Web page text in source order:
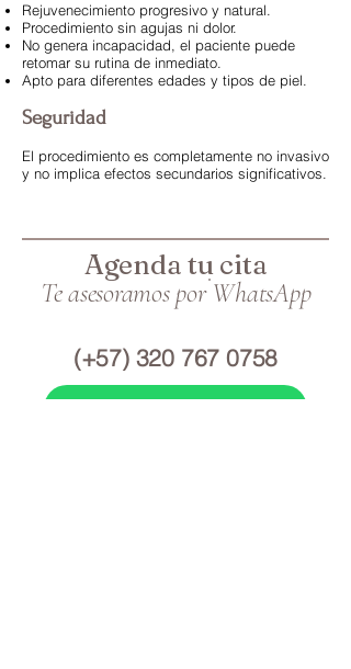
Rejuvenecimiento progresivo y natural.
Procedimiento sin agujas ni dolor.
No genera incapacidad, el paciente puede
retomar su rutina de inmediato.
Apto para diferentes edades y tipos de piel.
Seguridad
El procedimiento es completamente no invasivo
y no implica efectos secundarios significativos.
Agenda tu cita
Te asesoramos por WhatsApp
(+57) 320 767 0758